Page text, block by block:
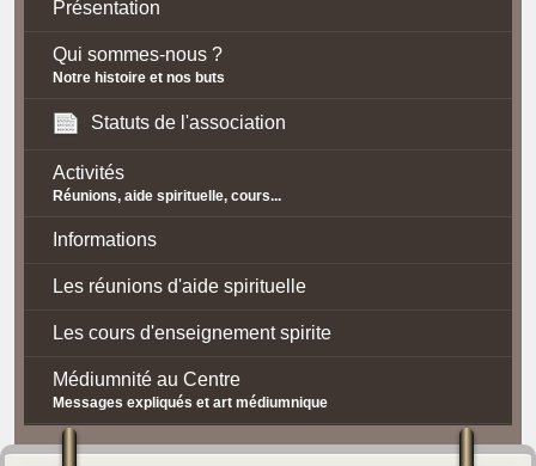
Présentation
Qui sommes-nous ?
Notre histoire et nos buts
Statuts de l'association
Activités
Réunions, aide spirituelle, cours...
Informations
Les réunions d'aide spirituelle
Les cours d'enseignement spirite
Médiumnité au Centre
Messages expliqués et art médiumnique
Contact / Accès